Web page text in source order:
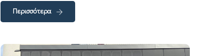
Περισσότερα